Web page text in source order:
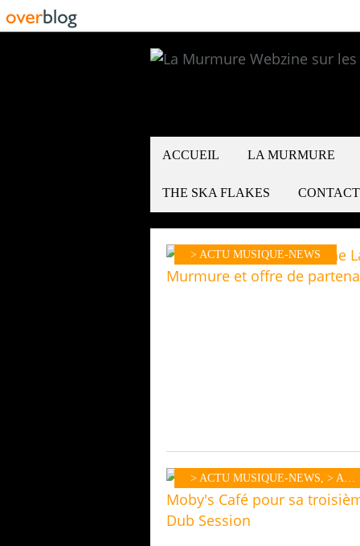
ACCUEIL LA MURMURE
THE SKA FLAKES CONTACT
> ACTU MUSIQUE-NEWS
> ACTU MUSIQUE-NEWS, > ACTU CONCERT-FESTIVALS